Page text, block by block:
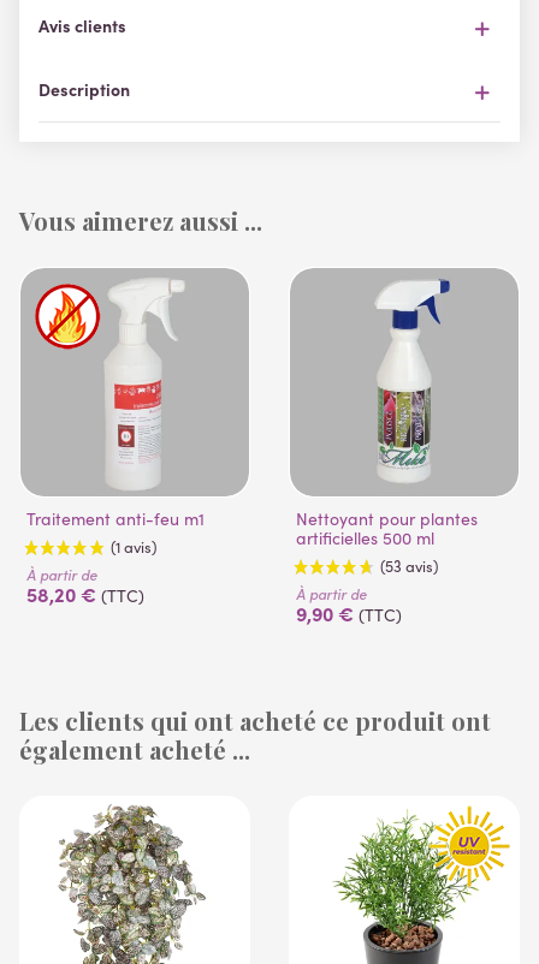
Description
Avis clients
Vous aimerez aussi ...
Traitement anti-feu m1
À partir de
58,20 € (TTC)
Nettoyant pour plantes
artificielles 500 ml
(53 avis)
À partir de
9,90 € (TTC)
Les clients qui ont acheté ce produit ont
également acheté ...